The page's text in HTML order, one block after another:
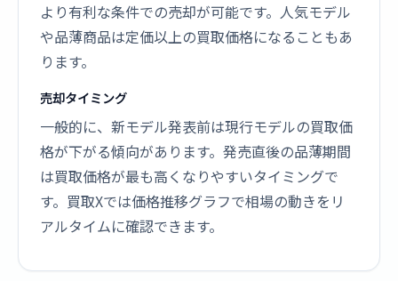
より有利な条件での売却が可能です。人気モデル
や品薄商品は定価以上の買取価格になることもあ
ります。
売却タイミング
一般的に、新モデル発表前は現行モデルの買取価
格が下がる傾向があります。発売直後の品薄期間
は買取価格が最も高くなりやすいタイミングで
す。買取Xでは価格推移グラフで相場の動きをリ
アルタイムに確認できます。